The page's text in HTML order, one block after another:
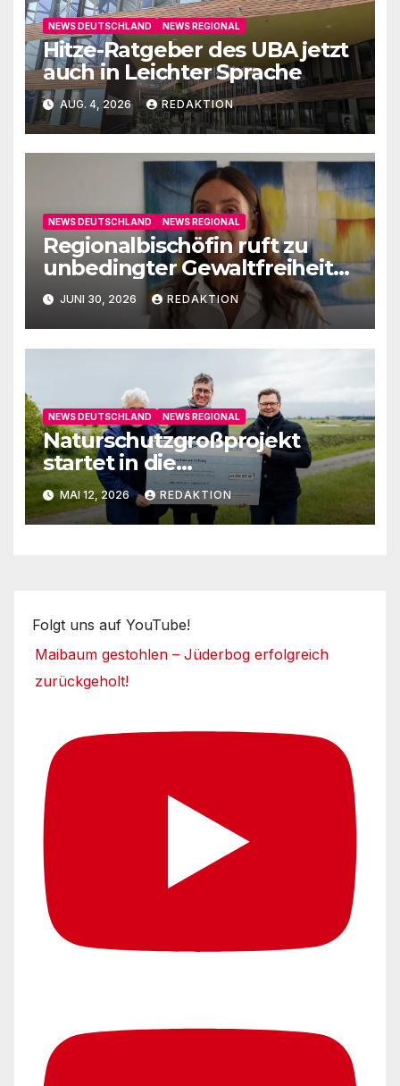
NEWS DEUTSCHLAND NEWS REGIONAL
Hitze-Ratgeber des UBA jetzt
auch in Leichter Sprache
AUG. 4, 2026 REDAKTION
NEWS DEUTSCHLAND NEWS REGIONAL
Regionalbischöfin ruft zu
unbedingter Gewaltfreiheit
aufJUNI 30, 2026 REDAKTION
NEWS DEUTSCHLAND NEWS REGIONAL
Naturschutzgroßprojekt
startet in die
Umsetzungsphase
MAI 12, 2026 REDAKTION
Folgt uns auf YouTube!
Maibaum gestohlen – Jüderbog erfolgreich
zurückgeholt!